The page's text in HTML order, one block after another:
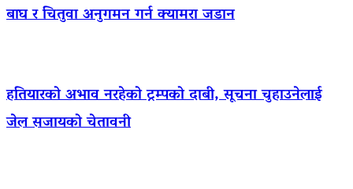
बाघ र चितुवा अनुगमन गर्न क्यामरा जडान
हतियारको अभाव नरहेको ट्रम्पको दाबी, सूचना चुहाउनेलाई
जेल सजायको चेतावनी